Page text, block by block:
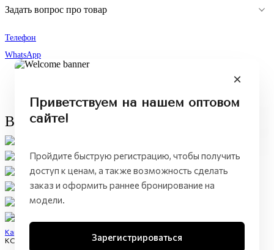
Задать вопрос про товар
Телефон
WhatsApp
Весь образ
Кардиган женский
KCL 260702
Приветствуем на нашем оптовом
сайте!
Пройдите быструю регистрацию, чтобы получить
доступ к ценам, а также возможность сделать
заказ и оформить раннее бронирование на
модели.
Зарегистрироваться